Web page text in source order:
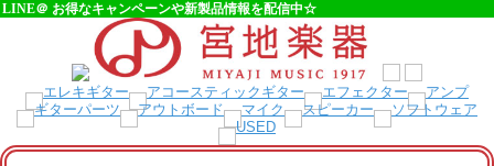
LINE＠ お得なキャンペーンや新製品情報を配信中☆